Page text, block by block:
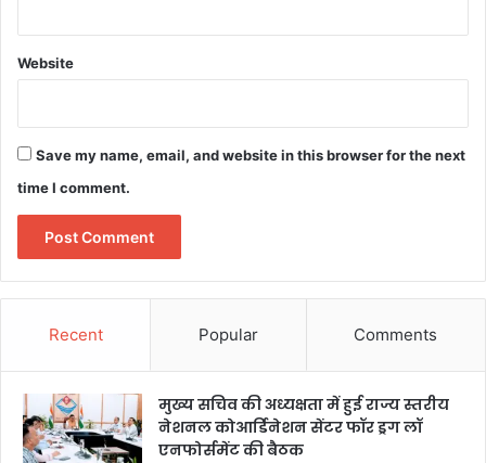
Website
Save my name, email, and website in this browser for the next
time I comment.
Recent Popular Comments
मुख्य सचिव की अध्यक्षता में हुई राज्य स्तरीय
नेशनल कोआर्डिनेशन सेंटर फॉर ड्रग लॉ
एनफोर्समेंट की बैठक